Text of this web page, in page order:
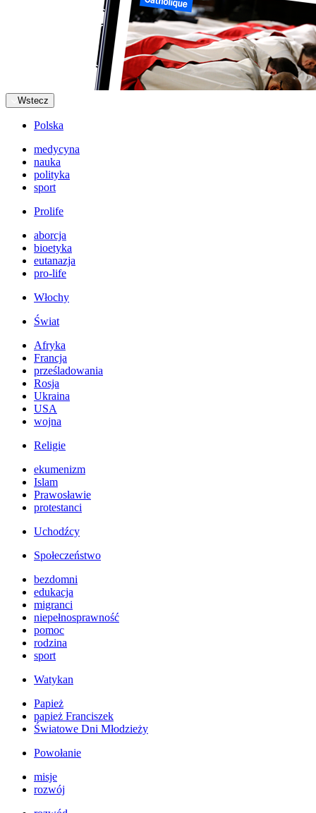
Wstecz
Polska
medycyna
nauka
polityka
sport
Prolife
aborcja
bioetyka
eutanazja
pro-life
Włochy
Świat
Afryka
Francja
prześladowania
Rosja
Ukraina
USA
wojna
Religie
ekumenizm
Islam
Prawosławie
protestanci
Uchodźcy
Społeczeństwo
bezdomni
edukacja
migranci
niepełnosprawność
pomoc
rodzina
sport
Watykan
Papież
papież Franciszek
Światowe Dni Młodzieży
Powołanie
misje
rozwój